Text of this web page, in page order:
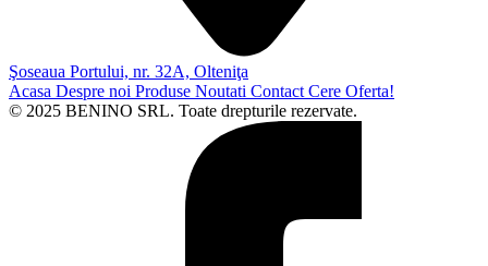
Şoseaua Portului, nr. 32A, Olteniţa
Acasa Despre noi Produse Noutati Contact Cere Oferta!
© 2025 BENINO SRL. Toate drepturile rezervate.